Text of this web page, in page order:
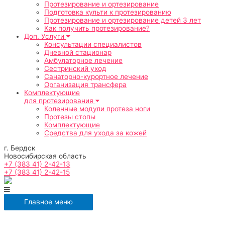
Протезирование и ортезирование
Подготовка культи к протезированию
Протезирование и ортезирование детей 3 лет
Как получить протезирование?
Доп. Услуги
Консультации специалистов
Дневной стационар
Амбулаторное лечение
Сестринский уход
Санаторно-курортное лечение
Организация трансфера
Комплектующие
для протезирования
Коленные модули протеза ноги
Протезы стопы
Комплектующие
Средства для ухода за кожей
г. Бердск
Новосибирская область
+7 (383 41) 2-42-13
+7 (383 41) 2-42-15
Главное меню